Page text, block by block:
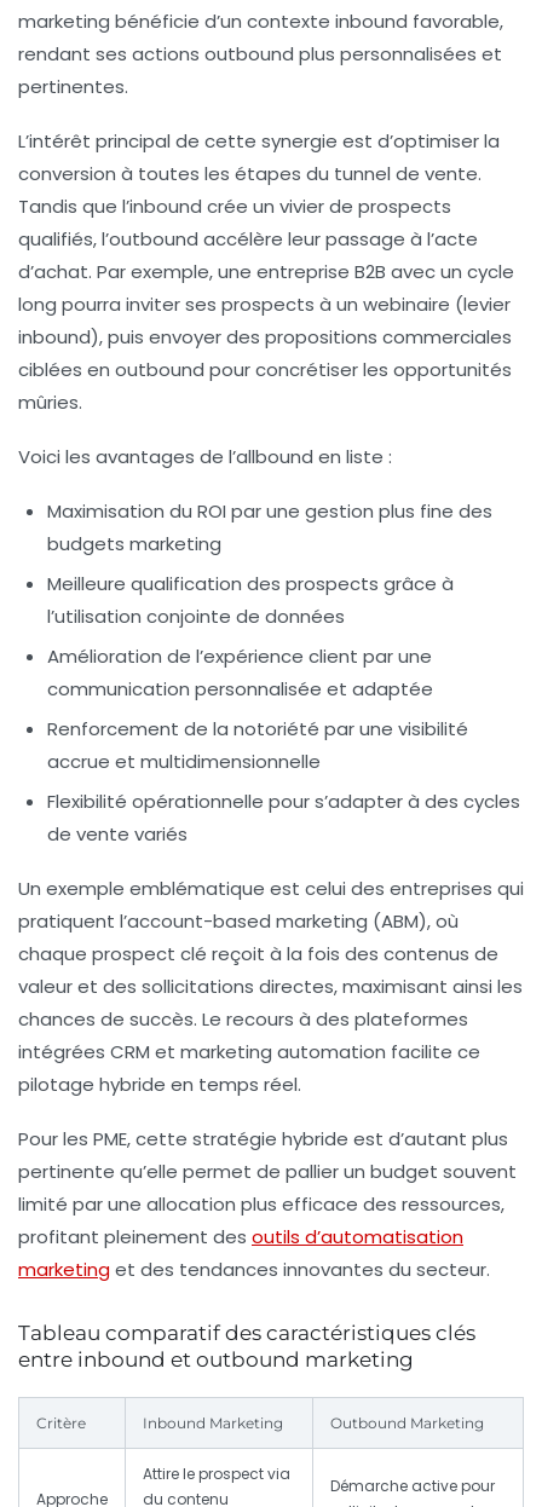
marketing bénéficie d’un contexte inbound favorable,
rendant ses actions outbound plus personnalisées et
pertinentes.
L’intérêt principal de cette synergie est d’optimiser la
conversion à toutes les étapes du tunnel de vente.
Tandis que l’inbound crée un vivier de prospects
qualifiés, l’outbound accélère leur passage à l’acte
d’achat. Par exemple, une entreprise B2B avec un cycle
long pourra inviter ses prospects à un webinaire (levier
inbound), puis envoyer des propositions commerciales
ciblées en outbound pour concrétiser les opportunités
mûries.
Voici les avantages de l’allbound en liste :
Maximisation du ROI par une gestion plus fine des
budgets marketing
Meilleure qualification des prospects grâce à
l’utilisation conjointe de données
Amélioration de l’expérience client par une
communication personnalisée et adaptée
Renforcement de la notoriété par une visibilité
accrue et multidimensionnelle
Flexibilité opérationnelle pour s’adapter à des cycles
de vente variés
Un exemple emblématique est celui des entreprises qui
pratiquent l’account-based marketing (ABM), où
chaque prospect clé reçoit à la fois des contenus de
valeur et des sollicitations directes, maximisant ainsi les
chances de succès. Le recours à des plateformes
intégrées CRM et marketing automation facilite ce
pilotage hybride en temps réel.
Pour les PME, cette stratégie hybride est d’autant plus
pertinente qu’elle permet de pallier un budget souvent
limité par une allocation plus efficace des ressources,
profitant pleinement des outils d’automatisation
marketinget des tendances innovantes du secteur.
Tableau comparatif des caractéristiques clés
entre inbound et outbound marketing
Critère Inbound Marketing Outbound Marketing
Approche
Attire le prospect via
du contenu
Démarche active pour